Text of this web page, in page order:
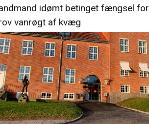
idømt betinget fængsel for
vanrøgt af kvæg